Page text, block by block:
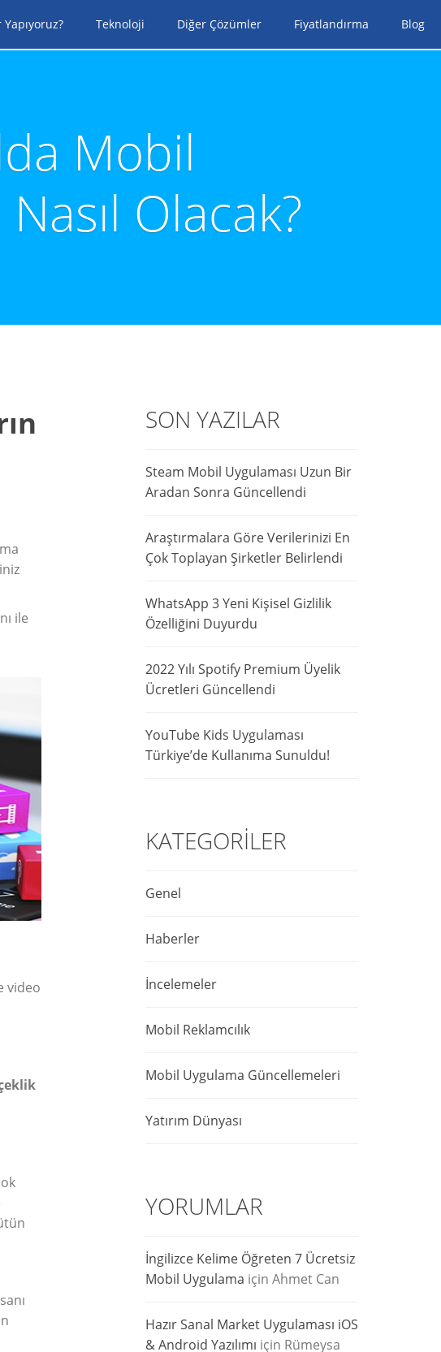
Teknoloji Diğer Çözümler Fiyatlandırma Blog
Mobil
Olacak?
ile
video
SON YAZILAR
Steam Mobil Uygulaması Uzun Bir
Aradan Sonra Güncellendi
Araştırmalara Göre Verilerinizi En
Çok Toplayan Şirketler Belirlendi
WhatsApp 3 Yeni Kişisel Gizlilik
Özelliğini Duyurdu
2022 Yılı Spotify Premium Üyelik
Ücretleri Güncellendi
YouTube Kids Uygulaması
Türkiye’de Kullanıma Sunuldu!
KATEGORILER
Genel
Haberler
İncelemeler
Mobil Reklamcılık
Mobil Uygulama Güncellemeleri
Yatırım Dünyası
YORUMLAR
İngilizce Kelime Öğreten 7 Ücretsiz
Mobil Uygulama için Ahmet Can
Hazır Sanal Market Uygulaması iOS
& Android Yazılımı için Rümeysa